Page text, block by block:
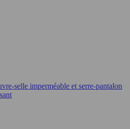
selle imperméable et serre-pantalon